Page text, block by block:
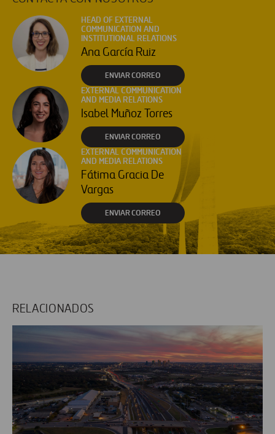
HEAD OF EXTERNAL
COMMUNICATION AND
INSTITUTIONAL RELATIONS
Ana García Ruiz
ENVIAR CORREO
EXTERNAL COMMUNICATION
AND MEDIA RELATIONS
Isabel Muñoz Torres
ENVIAR CORREO
EXTERNAL COMMUNICATION
AND MEDIA RELATIONS
Fátima Gracia De
Vargas
ENVIAR CORREO
RELACIONADOS